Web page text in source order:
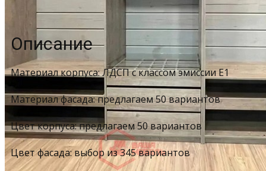
Описание
Материал корпуса: ЛДСП с классом эмиссии Е1
Материал фасада: предлагаем 50 вариантов
Цвет корпуса: предлагаем 50 вариантов
Цвет фасада: выбор из 345 вариантов